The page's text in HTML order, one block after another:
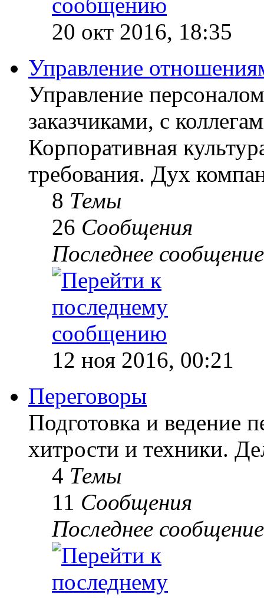
20 окт 2016, 18:35
Управление
Управление
заказчиками, с
Корпоративная
требования. Дух
8 Темы
26 Сообщения
Последнее сообщение
12 ноя 2016, 00:21
Переговоры
Подготовка и ведение
хитрости и техники.
4 Темы
11 Сообщения
Последнее сообщение